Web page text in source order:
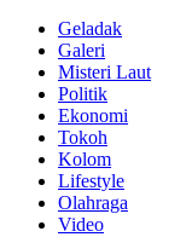
Geladak
Galeri
Misteri Laut
Politik
Ekonomi
Tokoh
Kolom
Lifestyle
Olahraga
Video